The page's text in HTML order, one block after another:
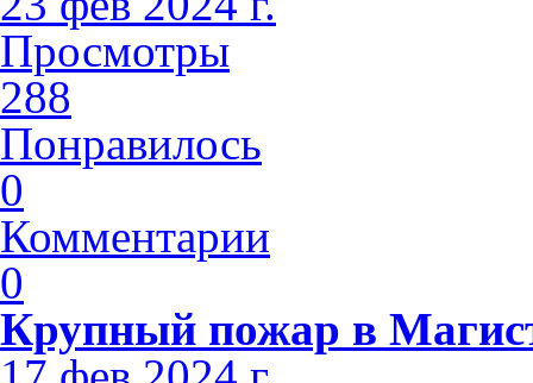
Просмотры
288
Понравилось
0
Комментарии
0
Крупный пожар в